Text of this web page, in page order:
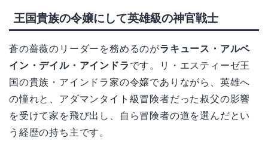
王国貴族の令嬢にして英雄級の神官戦士
蒼の薔薇のリーダーを務めるのがラキュース・アルベ
イン・デイル・アインドラ です。リ・エスティーゼ王
国の貴族・アインドラ家の令嬢でありながら、英雄へ
の憧れと、アダマンタイト級冒険者だった叔父の影響
を受けて家を飛び出し、自ら冒険者の道を選んだとい
う経歴の持ち主です。